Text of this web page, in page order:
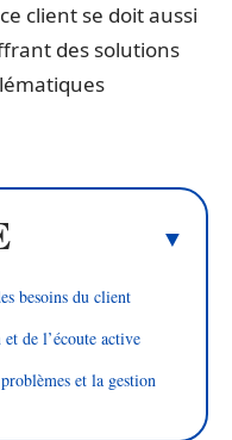
client se doit aussi
des solutions
besoins du client
de l’écoute active
et la gestion